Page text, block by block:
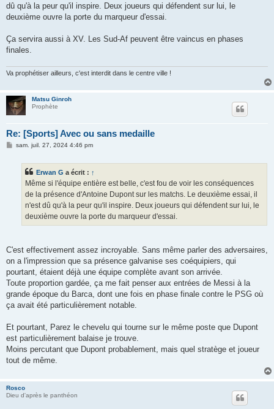
dû qu'à la peur qu'il inspire. Deux joueurs qui défendent sur lui, le
deuxième ouvre la porte du marqueur d'essai.
Ça servira aussi à XV. Les Sud-Af peuvent être vaincus en phases
finales.
Va prophétiser ailleurs, c'est interdit dans le centre ville !
Matsu Ginroh
Prophète
Re: [Sports] Avec ou sans medaille
Msam. juil. 27, 2024 4:46 pm
Erwan G a écrit : ↑
Même si l'équipe entière est belle, c'est fou de voir les conséquences
de la présence d'Antoine Dupont sur les matchs. Le deuxième essai, il
n'est dû qu'à la peur qu'il inspire. Deux joueurs qui défendent sur lui, le
deuxième ouvre la porte du marqueur d'essai.
C'est effectivement assez incroyable. Sans même parler des adversaires,
on a l'impression que sa présence galvanise ses coéquipiers, qui
pourtant, étaient déjà une équipe complète avant son arrivée.
Toute proportion gardée, ça me fait penser aux entrées de Messi à la
grande époque du Barca, dont une fois en phase finale contre le PSG où
ça avait été particulièrement notable.
Et pourtant, Parez le chevelu qui tourne sur le même poste que Dupont
est particulièrement balaise je trouve.
Moins percutant que Dupont probablement, mais quel stratège et joueur
tout de même.
Rosco
Dieu d'après le panthéon